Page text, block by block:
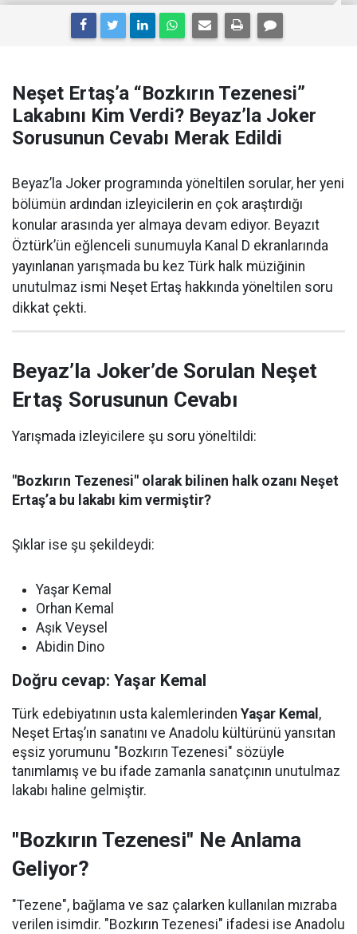
Neşet Ertaş’a “Bozkırın Tezenesi”
Lakabını Kim Verdi? Beyaz’la Joker
Sorusunun Cevabı Merak Edildi
Beyaz’la Joker programında yöneltilen sorular, her yeni
bölümün ardından izleyicilerin en çok araştırdığı
konular arasında yer almaya devam ediyor. Beyazıt
Öztürk’ün eğlenceli sunumuyla Kanal D ekranlarında
yayınlanan yarışmada bu kez Türk halk müziğinin
unutulmaz ismi Neşet Ertaş hakkında yöneltilen soru
dikkat çekti.
Beyaz’la Joker’de Sorulan Neşet
Ertaş Sorusunun Cevabı
Yarışmada izleyicilere şu soru yöneltildi:
"Bozkırın Tezenesi" olarak bilinen halk ozanı Neşet
Ertaş’a bu lakabı kim vermiştir?
Şıklar ise şu şekildeydi:
Yaşar Kemal
Orhan Kemal
Aşık Veysel
Abidin Dino
Doğru cevap: Yaşar Kemal
Türk edebiyatının usta kalemlerinden Yaşar Kemal ,
Neşet Ertaş’ın sanatını ve Anadolu kültürünü yansıtan
eşsiz yorumunu "Bozkırın Tezenesi" sözüyle
tanımlamış ve bu ifade zamanla sanatçının unutulmaz
lakabı haline gelmiştir.
"Bozkırın Tezenesi" Ne Anlama
Geliyor?
"Tezene", bağlama ve saz çalarken kullanılan mızraba
verilen isimdir. "Bozkırın Tezenesi" ifadesi ise Anadolu